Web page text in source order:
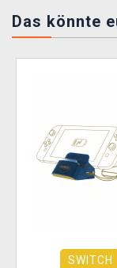
Das könnte
SWITCH